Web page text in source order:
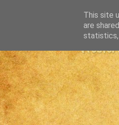
This site
are
statistics,